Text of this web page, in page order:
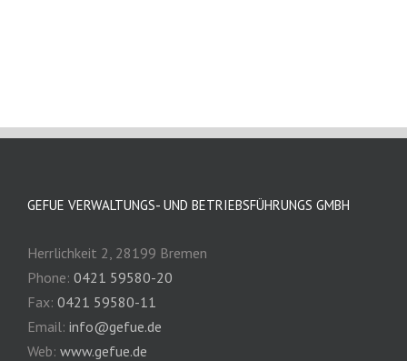
GEFUE VERWALTUNGS- UND BETRIEBSFÜHRUNGS GMBH
Herrlichkeit 2, 28199 Bremen
Phone: 0421 59580-20
Fax: 0421 59580-11
Email: info@gefue.de
Web: www.gefue.de